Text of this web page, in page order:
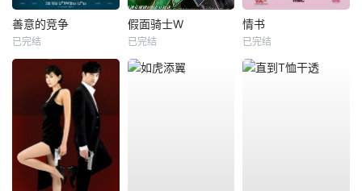
善意的竞争
已完结
假面骑士W
已完结
情书
已完结